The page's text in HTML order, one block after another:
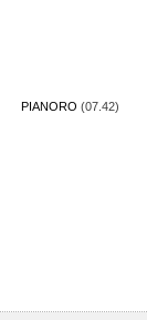
PIANORO (07.42)